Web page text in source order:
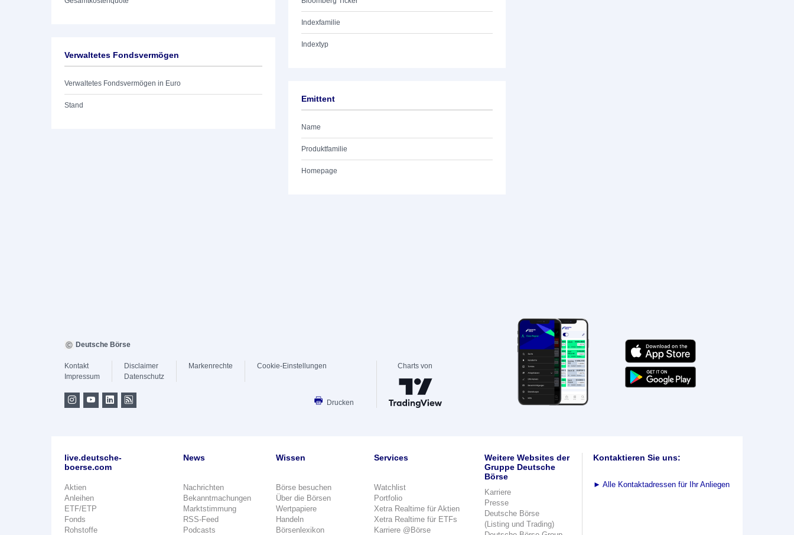
Verwaltetes Fondsvermögen
Verwaltetes Fondsvermögen in Euro
Stand
Indexfamilie
Indextyp
Emittent
Name
Produktfamilie
Homepage
Deutsche Börse
Kontakt
Impressum
Disclaimer
Datenschutz
Markenrechte Cookie-Einstellungen
Drucken
Charts von
live.deutsche-
boerse.com
Aktien
Anleihen
ETF/ETP
Fonds
Rohstoffe
News
Nachrichten
Bekanntmachungen
Marktstimmung
RSS-Feed
Podcasts
Wissen
Börse besuchen
Über die Börsen
Wertpapiere
Handeln
Börsenlexikon
Services
Watchlist
Portfolio
Xetra Realtime für Aktien
Xetra Realtime für ETFs
Karriere @Börse
Weitere Websites der
Gruppe Deutsche
Börse
Karriere
Presse
Deutsche Börse
(Listing und Trading)
Kontaktieren Sie uns:
► Alle Kontaktadressen für Ihr Anliegen